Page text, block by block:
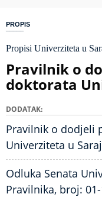
here
PROPIS
Propisi Univerziteta u
Pravilnik o
doktorata
DODATAK
Pravilnik o dodjeli
Univerziteta u
Odluka Senata
Pravilnika, broj: